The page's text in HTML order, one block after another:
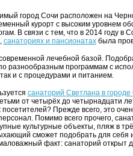
город Сочи расположен на
курорт с высоким уровнем
В связи с тем, что в 2014 году в
санаториях и пансионатахбыла
лечебной базой.
разнообразным программам с
и с процедурами и питанием.
санаторий Светлана в городе
от четырёх до четырнадцати
Прежде всего, это
Помимо всего прочего,
культурные объекты, пляж в
сможет подобрать для себя
факт: санаторий открыт